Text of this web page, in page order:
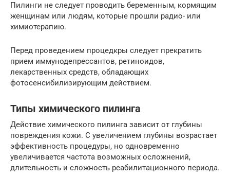
Пилинги не следует проводить беременным, кормящим
женщинам или людям, которые прошли радио- или
химиотерапию.
Перед проведением процедкры следует прекратить
прием иммунодепрессантов, ретиноидов,
лекарственных средств, обладающих
фотосенсибилизирующим действием.
Типы химического пилинга
Действие химического пилинга зависит от глубины
повреждения кожи. С увеличением глубины возрастает
эффективность процедуры, но одновременно
увеличивается частота возможных осложнений,
длительность и сложность реабилитационного периода.